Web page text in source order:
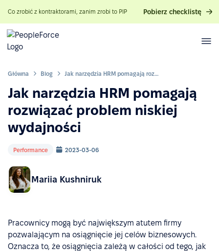
Co zrobić z kontraktorami, zanim zrobi to PIP Pobierz checklistę
Główna Blog Jak narzędzia HRM pomagają rozwiązać problem niskiej wydajności
Jak narzędzia HRM pomagają
rozwiązać problem niskiej
wydajności
Performance 2023-03-06
Mariia Kushniruk
Pracownicy mogą być największym atutem firmy
pozwalającym na osiągnięcie jej celów biznesowych.
Oznacza to, że osiągnięcia zależą w całości od tego, jak